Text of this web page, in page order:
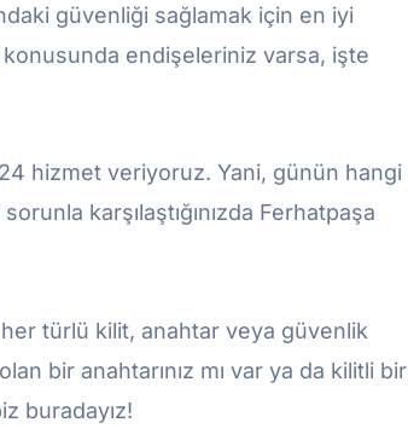
güvenliği sağlamak için en iyi
endişeleriniz varsa, işte
hizmet veriyoruz. Yani, günün hangi
karşılaştığınızda Ferhatpaşa
türlü kilit, anahtar veya güvenlik
bir anahtarınız mı var ya da kilitli bir
buradayız!